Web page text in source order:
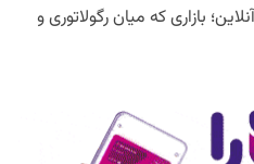
بازاری که میان رگولاتوری و